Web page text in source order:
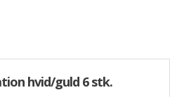
ER TIL 1/2 PRIS
hvid/guld 6 stk.